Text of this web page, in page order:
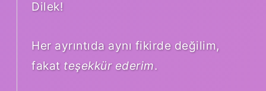
Dilek!
Her ayrıntıda aynı fikirde değilim,
fakat teşekkür ederim.